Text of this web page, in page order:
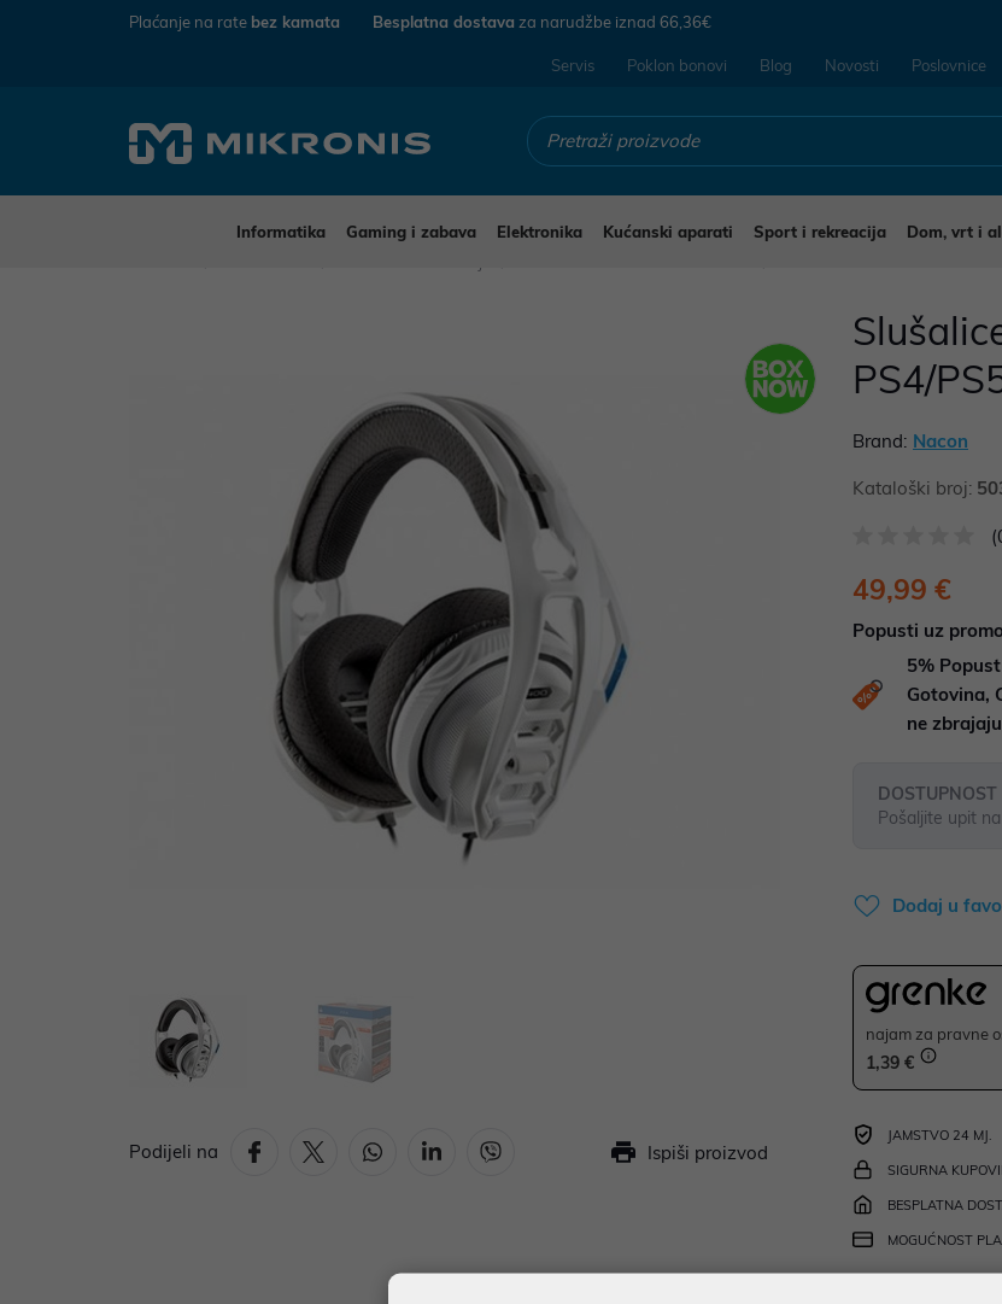
Plaćanje na rate bez kamata Besplatna dostava za narudžbe iznad 66,36€
Servis Poklon bonovi Blog Novosti Poslovnice
Informatika Gaming i zabava Elektronika Kućanski aparati Sport i rekreacija Dom, vrt i
Podijeli na Ispiši proizvod
PS4/
Brand: Nacon
Kataloški broj:
49,99 €
Popusti uz
5%
Gotovina,
ne zbrajaju
Pošaljite upit na
Dodaj u
najam za pravne
1,39 €
JAMSTVO 24 MJ.
SIGURNA
BESPLATNA
MOGUĆNOST